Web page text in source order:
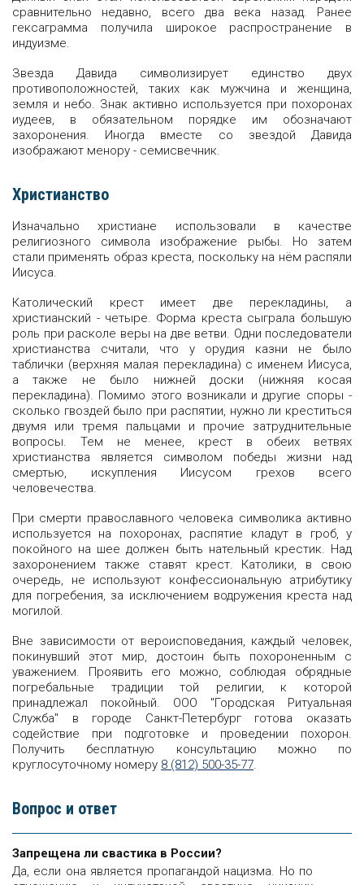
сравнительно недавно, всего два века назад. Ранее
гексаграмма получила широкое распространение в
индуизме.
Звезда Давида символизирует единство двух
противоположностей, таких как мужчина и женщина,
земля и небо. Знак активно используется при похоронах
иудеев, в обязательном порядке им обозначают
захоронения. Иногда вместе со звездой Давида
изображают менору - семисвечник.
Христианство
Изначально христиане использовали в качестве
религиозного символа изображение рыбы. Но затем
стали применять образ креста, поскольку на нëм распяли
Иисуса.
Католический крест имеет две перекладины, а
христианский - четыре. Форма креста сыграла большую
роль при расколе веры на две ветви. Одни последователи
христианства считали, что у орудия казни не было
таблички (верхняя малая перекладина) с именем Иисуса,
а также не было нижней доски (нижняя косая
перекладина). Помимо этого возникали и другие споры -
сколько гвоздей было при распятии, нужно ли креститься
двумя или тремя пальцами и прочие затруднительные
вопросы. Тем не менее, крест в обеих ветвях
христианства является символом победы жизни над
смертью, искупления Иисусом грехов всего
человечества.
При смерти православного человека символика активно
используется на похоронах, распятие кладут в гроб, у
покойного на шее должен быть нательный крестик. Над
захоронением также ставят крест. Католики, в свою
очередь, не используют конфессиональную атрибутику
для погребения, за исключением водружения креста над
могилой.
Вне зависимости от вероисповедания, каждый человек,
покинувший этот мир, достоин быть похороненным с
уважением. Проявить его можно, соблюдая обрядные
погребальные традиции той религии, к которой
принадлежал покойный. ООО "Городская Ритуальная
Служба" в городе Санкт-Петербург готова оказать
содействие при подготовке и проведении похорон.
Получить бесплатную консультацию можно по
круглосуточному номеру 8 (812) 500-35-77.
Вопрос и ответ
Запрещена ли свастика в России?
Да, если она является пропагандой нацизма. Но по